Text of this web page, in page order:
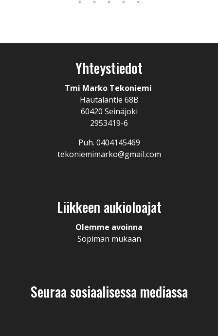
Yhteystiedot
Tmi Marko Tekoniemi
Hautalantie 68B
60420 Seinäjoki
2953419-6
Puh. 0404145469
tekoniemimarko@gmail.com
Liikkeen aukioloajat
Olemme avoinna
Sopiman mukaan
Seuraa sosiaalisessa mediassa